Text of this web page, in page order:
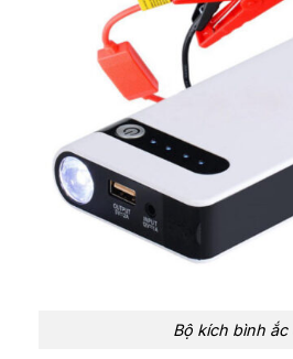
Bộ kích bình ắc